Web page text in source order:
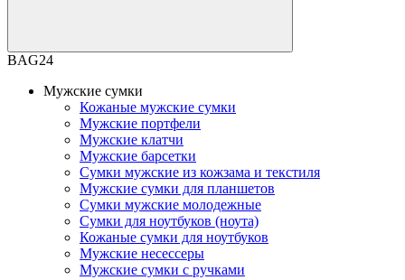
BAG24
Мужские сумки
Кожаные мужские сумки
Мужские портфели
Мужские клатчи
Мужские барсетки
Сумки мужские из кожзама и текстиля
Мужские сумки для планшетов
Сумки мужские молодежные
Сумки для ноутбуков (ноута)
Кожаные сумки для ноутбуков
Мужские несессеры
Мужские сумки с ручками